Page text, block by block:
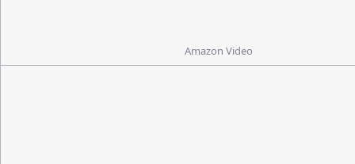
Amazon Video